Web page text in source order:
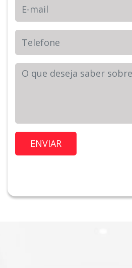
Telefone
Sua Mensagem